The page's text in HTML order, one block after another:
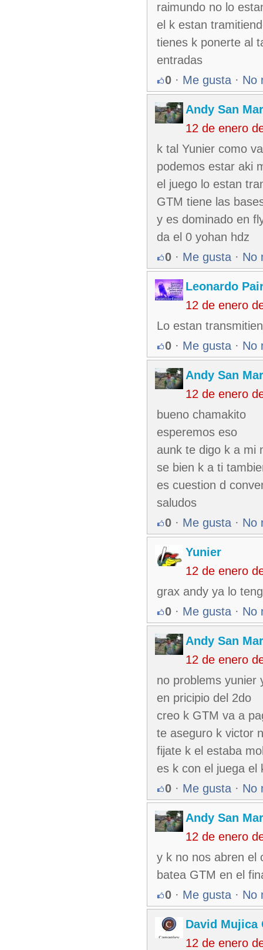
raimundo no lo
el k estan
tienes k ponerte al
entradas
0 · Me gusta · No
Andy San
12 de enero
k tal Yunier como
podemos estar aki
el juego lo estan
GTM tiene las
y es dominado en
da el 0 yohan hdz
0 · Me gusta · No
Leonardo
12 de enero
Lo estan
0 · Me gusta · No
Andy San
12 de enero
bueno chamakito
esperemos eso
aunk te digo k a mi
se bien k a ti
es cuestion d
saludos
0 · Me gusta · No
Yunier
12 de enero
grax andy ya lo
0 · Me gusta · No
Andy San
12 de enero
no problems yunier
en pricipio del 2do
creo k GTM va a
te aseguro k victor
fijate k el estaba
es k con el juega el
0 · Me gusta · No
Andy San
12 de enero
y k no nos abren el
batea GTM en el
0 · Me gusta · No
David Mujica
12 de enero